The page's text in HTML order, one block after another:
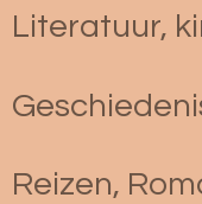
Literatuur,
Reizen,